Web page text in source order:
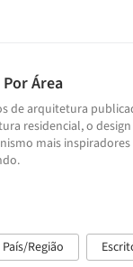
Área
de arquitetura
residencial, o
mais
País/Região